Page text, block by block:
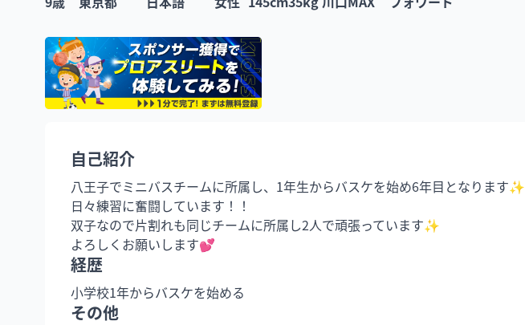
自己紹介
八王子でミニバスチームに所属し、1年生からバスケを始め6年目となります✨
日々練習に奮闘しています！！
双子なので片割れも同じチームに所属し2人で頑張っています✨
よろしくお願いします💕
経歴
その他